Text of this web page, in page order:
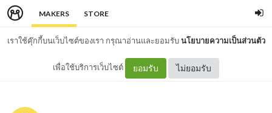
MAKERS STORE
เราใช้คุ๊กกี้บนเว็บไซต์ของเรา กรุณาอ่านและยอมรับนโยบายความเป็นส่วนตัว
เพื่อใช้บริการเว็บไซต์ ยอมรับ ไม่ยอมรับ